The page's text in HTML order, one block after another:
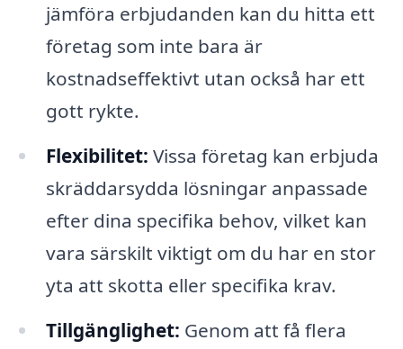
jämföra erbjudanden kan du hitta ett
företag som inte bara är
kostnadseffektivt utan också har ett
gott rykte.
Flexibilitet: Vissa företag kan erbjuda
skräddarsydda lösningar anpassade
efter dina specifika behov, vilket kan
vara särskilt viktigt om du har en stor
yta att skotta eller specifika krav.
Tillgänglighet: Genom att få flera